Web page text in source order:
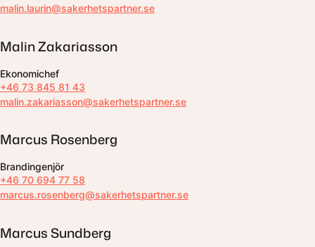
malin.laurin@sakerhetspartner.se
Malin Zakariasson
Ekonomichef
+46 73 845 81 43
malin.zakariasson@sakerhetspartner.se
Marcus Rosenberg
Brandingenjör
+46 70 694 77 58
marcus.rosenberg@sakerhetspartner.se
Marcus Sundberg